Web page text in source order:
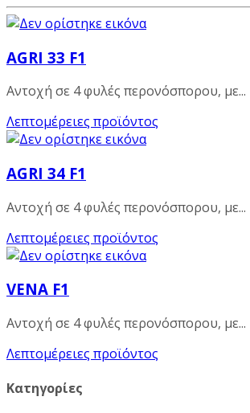
AGRI 33 F1
Αντοχή σε 4 φυλές περονόσπορου, με...
Λεπτομέρειες προϊόντος
AGRI 34 F1
Αντοχή σε 4 φυλές περονόσπορου, με...
Λεπτομέρειες προϊόντος
VENA F1
Αντοχή σε 4 φυλές περονόσπορου, με...
Λεπτομέρειες προϊόντος
Κατηγορίες